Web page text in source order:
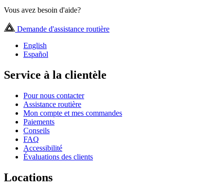
Vous avez besoin d'aide?
Demande d'assistance routière
English
Español
Service à la clientèle
Pour nous contacter
Assistance routière
Mon compte et mes commandes
Paiements
Conseils
FAQ
Accessibilité
Évaluations des clients
Locations